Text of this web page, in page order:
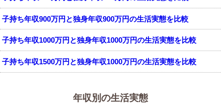
子持ち年収900万円と独身年収900万円の生活実態を比較
子持ち年収1000万円と独身年収1000万円の生活実態を比較
子持ち年収1500万円と独身年収1000万円の生活実態を比較
年収別の生活実態